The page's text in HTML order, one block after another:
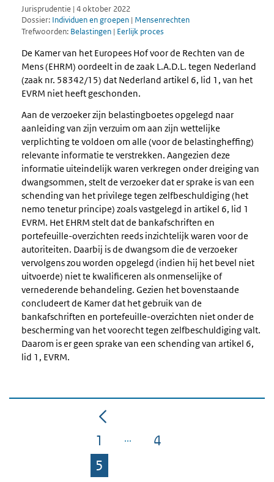
Jurisprudentie | 4 oktober 2022
Dossier: Individuen en groepen | Mensenrechten
Trefwoorden: Belastingen | Eerlijk proces
De Kamer van het Europees Hof voor de Rechten van de
Mens (EHRM) oordeelt in de zaak L.A.D.L. tegen Nederland
(zaak nr. 58342/15) dat Nederland artikel 6, lid 1, van het
EVRM niet heeft geschonden.
Aan de verzoeker zijn belastingboetes opgelegd naar
aanleiding van zijn verzuim om aan zijn wettelijke
verplichting te voldoen om alle (voor de belastingheffing)
relevante informatie te verstrekken. Aangezien deze
informatie uiteindelijk waren verkregen onder dreiging van
dwangsommen, stelt de verzoeker dat er sprake is van een
schending van het privilege tegen zelfbeschuldiging (het
nemo tenetur principe) zoals vastgelegd in artikel 6, lid 1
EVRM. Het EHRM stelt dat de bankafschriften en
portefeuille-overzichten reeds inzichtelijk waren voor de
autoriteiten. Daarbij is de dwangsom die de verzoeker
vervolgens zou worden opgelegd (indien hij het bevel niet
uitvoerde) niet te kwalificeren als onmenselijke of
vernederende behandeling. Gezien het bovenstaande
concludeert de Kamer dat het gebruik van de
bankafschriften en portefeuille-overzichten niet onder de
bescherming van het voorecht tegen zelfbeschuldiging valt.
Daarom is er geen sprake van een schending van artikel 6,
lid 1, EVRM.
Pagina
1 Pagina
4
Pagina
5